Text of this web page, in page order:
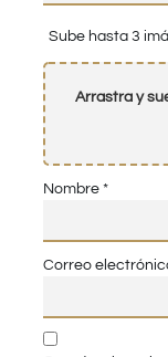
Sube hasta 3
Arrastra y
Nombre *
Correo